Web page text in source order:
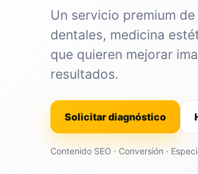
Un servicio premium
dentales, medicina
que quieren mejorar
resultados.
Solicitar diagnóstico
Contenido SEO · Conversión ·